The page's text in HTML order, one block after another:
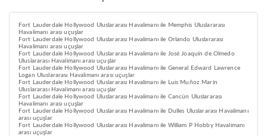
Fort Lauderdale Hollywood Uluslararası Havalimanı ile Memphis Uluslararası
Havalimanı arası uçuşlar
Fort Lauderdale Hollywood Uluslararası Havalimanı ile Orlando Uluslararası
Havalimanı arası uçuşlar
Fort Lauderdale Hollywood Uluslararası Havalimanı ile José Joaquín de Olmedo
Uluslararası Havalimanı arası uçuşlar
Fort Lauderdale Hollywood Uluslararası Havalimanı ile General Edward Lawrence
Logan Uluslararası Havalimanı arası uçuşlar
Fort Lauderdale Hollywood Uluslararası Havalimanı ile Luis Muñoz Marín
Uluslararası Havalimanı arası uçuşlar
Fort Lauderdale Hollywood Uluslararası Havalimanı ile Cancún Uluslararası
Havalimanı arası uçuşlar
Fort Lauderdale Hollywood Uluslararası Havalimanı ile Dulles Uluslararası Havalimanı
arası uçuşlar
Fort Lauderdale Hollywood Uluslararası Havalimanı ile William P Hobby Havalimanı
arası uçuşlar